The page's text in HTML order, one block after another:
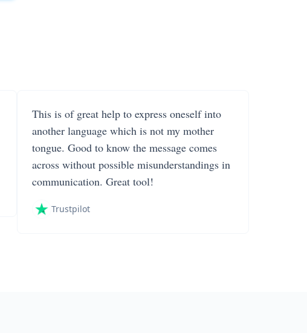
This is of great help to express oneself into
another language which is not my mother
tongue. Good to know the message comes
across without possible misunderstandings in
communication. Great tool!
Trustpilot